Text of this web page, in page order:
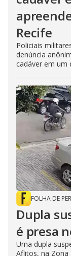
Recife
Policiais
denúncia
cadáver em um
FOLHA DE
Dupla
é presa
Uma dupla
Aflitos, na Zona